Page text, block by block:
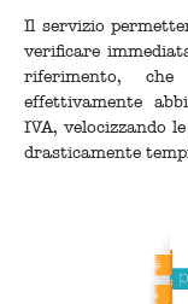
Il servizio
verificare
riferimento,
effettivamente
IVA, velocizzando
drasticamente